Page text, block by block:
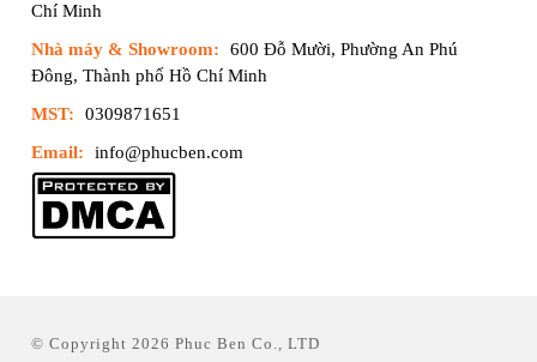
Chí Minh
Nhà máy & Showroom:
600 Đỗ Mười, Phường An Phú
Đông, Thành phố Hồ Chí Minh
MST:
0309871651
Email:
info@phucben.com
© Copyright 2026 Phuc Ben Co., LTD